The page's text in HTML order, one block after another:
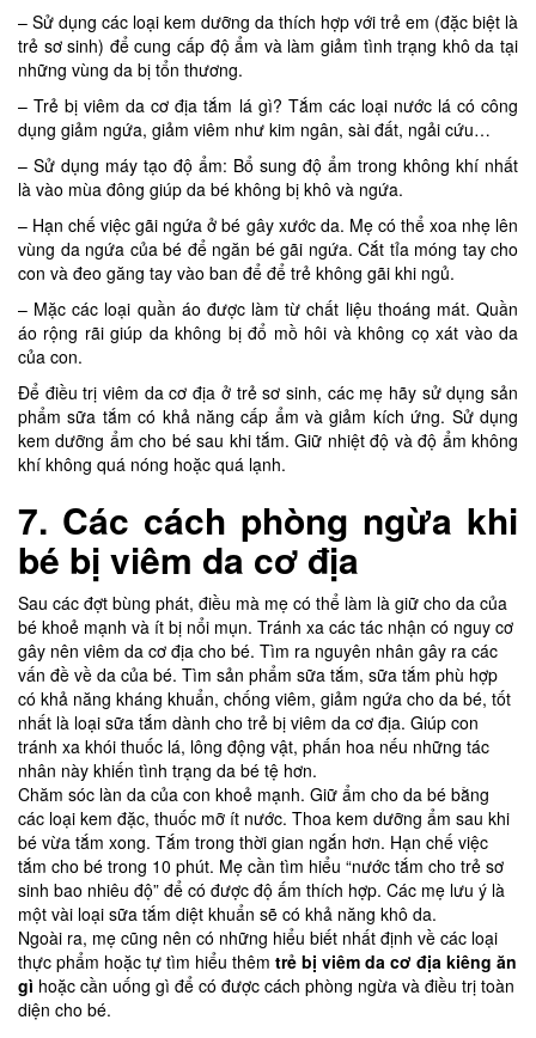
– Sử dụng các loại kem dưỡng da thích hợp với trẻ em (đặc biệt là
trẻ sơ sinh) để cung cấp độ ẩm và làm giảm tình trạng khô da tại
những vùng da bị tổn thương.
– Trẻ bị viêm da cơ địa tắm lá gì? Tắm các loại nước lá có công
dụng giảm ngứa, giảm viêm như kim ngân, sài đất, ngải cứu…
– Sử dụng máy tạo độ ẩm: Bổ sung độ ẩm trong không khí nhất
là vào mùa đông giúp da bé không bị khô và ngứa.
– Hạn chế việc gãi ngứa ở bé gây xước da. Mẹ có thể xoa nhẹ lên
vùng da ngứa của bé để ngăn bé gãi ngứa. Cắt tỉa móng tay cho
con và đeo găng tay vào ban để để trẻ không gãi khi ngủ.
– Mặc các loại quần áo được làm từ chất liệu thoáng mát. Quần
áo rộng rãi giúp da không bị đổ mồ hôi và không cọ xát vào da
của con.
Để điều trị viêm da cơ địa ở trẻ sơ sinh, các mẹ hãy sử dụng sản
phẩm sữa tắm có khả năng cấp ẩm và giảm kích ứng. Sử dụng
kem dưỡng ẩm cho bé sau khi tắm. Giữ nhiệt độ và độ ẩm không
khí không quá nóng hoặc quá lạnh.
7. Các cách phòng ngừa khi
bé bị viêm da cơ địa
Sau các đợt bùng phát, điều mà mẹ có thể làm là giữ cho da của
bé khoẻ mạnh và ít bị nổi mụn. Tránh xa các tác nhận có nguy cơ
gây nên viêm da cơ địa cho bé. Tìm ra nguyên nhân gây ra các
vấn đề về da của bé. Tìm sản phẩm sữa tắm, sữa tắm phù hợp
có khả năng kháng khuẩn, chống viêm, giảm ngứa cho da bé, tốt
nhất là loại sữa tắm dành cho trẻ bị viêm da cơ địa. Giúp con
tránh xa khói thuốc lá, lông động vật, phấn hoa nếu những tác
nhân này khiến tình trạng da bé tệ hơn.
Chăm sóc làn da của con khoẻ mạnh. Giữ ẩm cho da bé bằng
các loại kem đặc, thuốc mỡ ít nước. Thoa kem dưỡng ẩm sau khi
bé vừa tắm xong. Tắm trong thời gian ngắn hơn. Hạn chế việc
tắm cho bé trong 10 phút. Mẹ cần tìm hiểu “nước tắm cho trẻ sơ
sinh bao nhiêu độ” để có được độ ấm thích hợp. Các mẹ lưu ý là
một vài loại sữa tắm diệt khuẩn sẽ có khả năng khô da.
Ngoài ra, mẹ cũng nên có những hiểu biết nhất định về các loại
thực phẩm hoặc tự tìm hiểu thêm trẻ bị viêm da cơ địa kiêng ăn
gì hoặc cần uống gì để có được cách phòng ngừa và điều trị toàn
diện cho bé.